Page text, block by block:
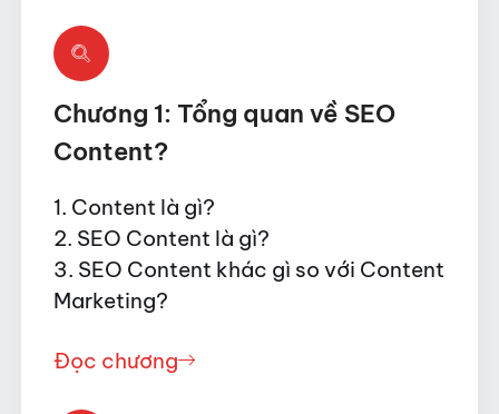
Chương 1: Tổng quan về SEO
Content?
1. Content là gì?
2. SEO Content là gì?
3. SEO Content khác gì so với Content
Marketing?
Đọc chương